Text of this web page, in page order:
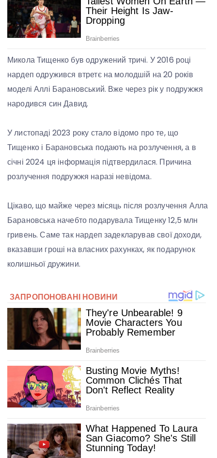
Микола Тищенко був одружений тричі. У 2016 році
нардеп одружився втретє на молодшій на 20 років
моделі Аллі Барановський. Вже через рік у подружжя
народився син Давид.
У листопаді 2023 року стало відомо про те, що
Тищенко і Барановська подають на розлучення, а в
січні 2024 ця інформація підтвердилася. Причина
розлучення подружжя наразі невідома.
Цікаво, що майже через місяць після розлучення Алла
Барановська начебто подарувала Тищенку 12,5 млн
гривень. Саме так нардеп задекларував свої доходи,
вказавши гроші на власних рахунках, як подарунок
колишньої дружини.